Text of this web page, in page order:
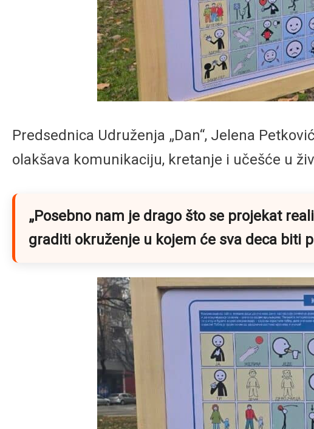
Predsednica Udruženja „Dan“, Jelena
olakšava komunikaciju, kretanje i učešće u
„Posebno nam je drago što se projekat
graditi okruženje u kojem će sva deca biti